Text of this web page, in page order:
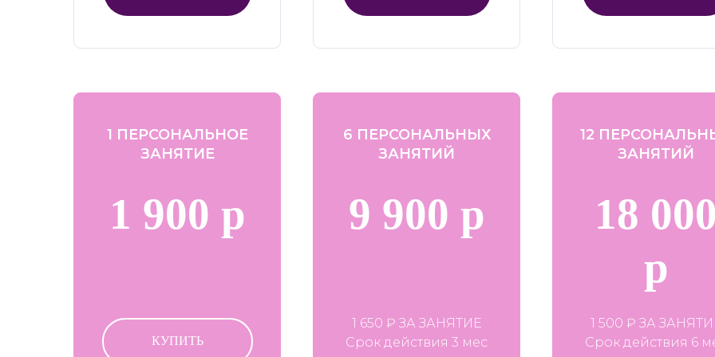
1 ПЕРСОНАЛЬНОЕ
ЗАНЯТИЕ
1 900 р
КУПИТЬ
6 ПЕРСОНАЛЬНЫХ
ЗАНЯТИЙ
9 900 р
1 650 ₽ ЗА ЗАНЯТИЕ
Срок действия 3 мес
12
ЗАНЯТИЙ
18 000
р
1 500 ₽ ЗА
Срок действия 6